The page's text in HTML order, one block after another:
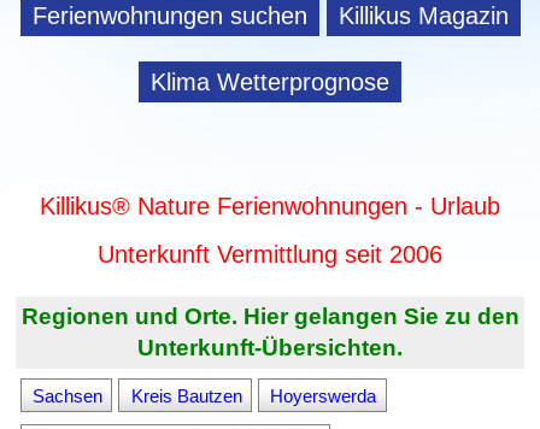
Ferienwohnungen suchen Killikus Magazin
Klima Wetterprognose
Killikus® Nature Ferienwohnungen - Urlaub
Unterkunft Vermittlung seit 2006
Regionen und Orte. Hier gelangen Sie zu den
Unterkunft-Übersichten.
Sachsen Kreis Bautzen Hoyerswerda